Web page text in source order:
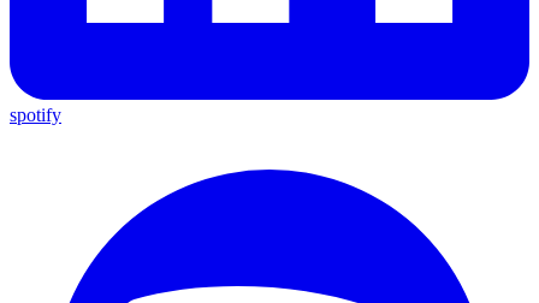
spotify